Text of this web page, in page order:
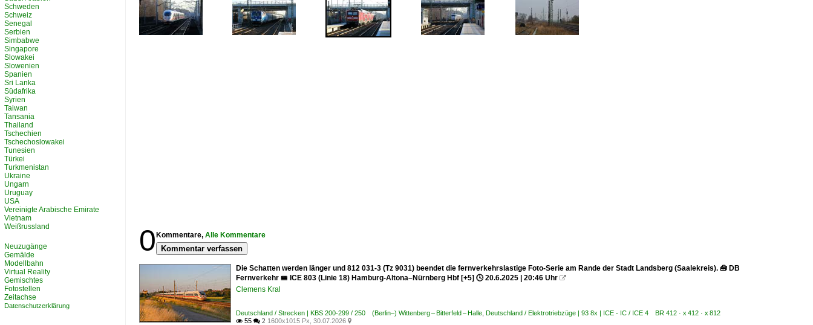
0 Kommentare, Alle Kommentare
Kommentar verfassen
Die Schatten werden länger und 812 031-3 (Tz 9031) beendet die fernverkehrslastige Foto-Serie am Rande der Stadt Landsberg (Saalekreis). 🧰 DB
Fernverkehr 🚝 ICE 803 (Linie 18) Hamburg-Altona–Nürnberg Hbf [+5] 🕓 20.6.2025 | 20:46 Uhr 
Clemens Kral
Deutschland / Strecken | KBS 200-299 / 250 (Berlin–) Wittenberg – Bitterfeld – Halle Deutschland / Elektrotriebzüge | 93 8x | ICE - IC / ICE 4 BR 412 · x 412 · x 812
 55  2 1600x1015 Px, 30.07.2026 
Schweden
Schweiz
Senegal
Serbien
Simbabwe
Singapore
Slowakei
Slowenien
Spanien
Sri Lanka
Südafrika
Syrien
Taiwan
Tansania
Thailand
Tschechien
Tschechoslowakei
Tunesien
Türkei
Turkmenistan
Ukraine
Ungarn
Uruguay
USA
Vereinigte Arabische Emirate
Vietnam
Weißrussland
Neuzugänge
Gemälde
Modellbahn
Virtual Reality
Gemischtes
Fotostellen
Zeitachse
Datenschutzerklärung